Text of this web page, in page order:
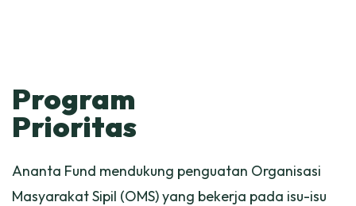
Program
Prioritas
Ananta Fund mendukung penguatan Organisasi
Masyarakat Sipil (OMS) yang bekerja pada isu-isu